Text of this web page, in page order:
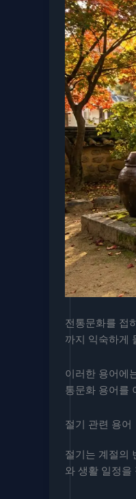
전통문화를 접
까지 익숙하게
이러한 용어에
통문화 용어를
절기 관련 용어
절기는 계절의
와 생활 일정을